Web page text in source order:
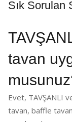
Sık Sorulan
tavan
Evet, TAVŞANLI
tavan, baffle